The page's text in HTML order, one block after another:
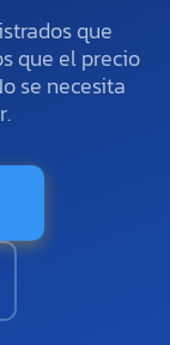
que
que el precio
se necesita